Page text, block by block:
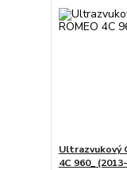
Ultrazvukový
4C 960_